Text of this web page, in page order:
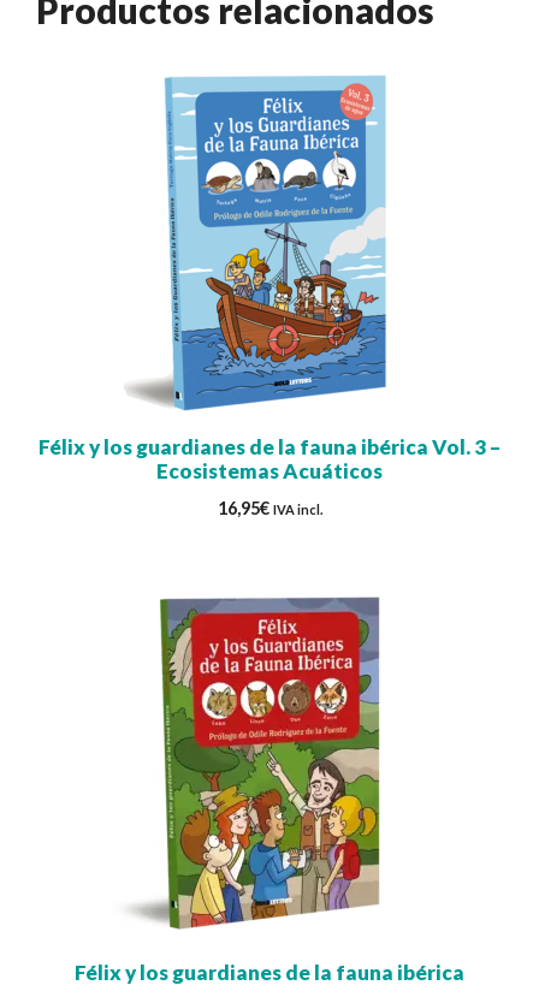
Productos relacionados
Félix y los guardianes de la fauna ibérica Vol. 3 –
Ecosistemas Acuáticos
16,95€ IVA incl.
Félix y los guardianes de la fauna ibérica